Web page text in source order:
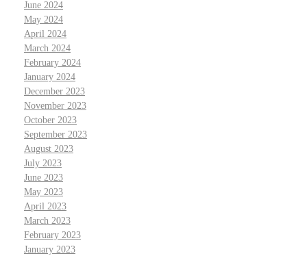
June 2024
May 2024
April 2024
March 2024
February 2024
January 2024
December 2023
November 2023
October 2023
September 2023
August 2023
July 2023
June 2023
May 2023
April 2023
March 2023
February 2023
January 2023